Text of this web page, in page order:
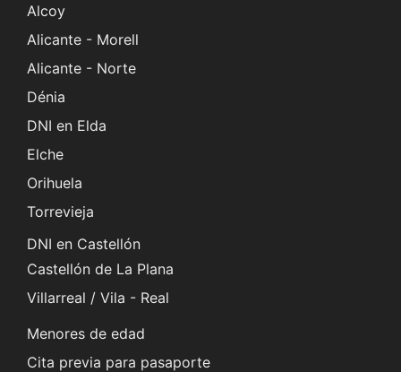
Alcoy
Alicante - Morell
Alicante - Norte
Dénia
DNI en Elda
Elche
Orihuela
Torrevieja
DNI en Castellón
Castellón de La Plana
Villarreal / Vila - Real
Menores de edad
Cita previa para pasaporte